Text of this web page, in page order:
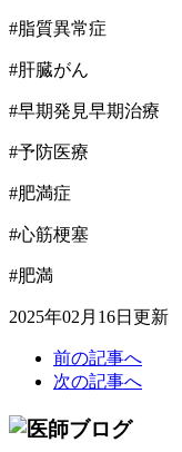
#脂質異常症
#肝臓がん
#早期発見早期治療
#予防医療
#肥満症
#心筋梗塞
#肥満
2025年02月16日更新
前の記事へ
次の記事へ